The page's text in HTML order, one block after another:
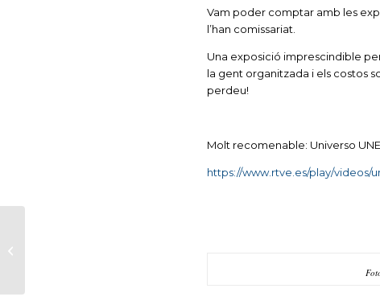
Vam poder comptar amb les
l’han comissariat.
Una exposició imprescindible
la gent organitzada i els costos
perdeu!
Molt recomenable: Universo
https://www.rtve.es/play/videos/